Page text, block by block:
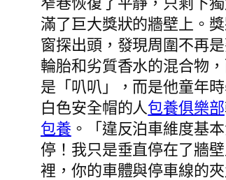
滿了巨大獎狀的牆壁上。
窗探出頭，發現周圍不再
輪胎和劣質香水的混合物
是「叭叭」，而是他童年
白色安全帽的人包養俱樂部
包養 。「違反泊車維度基
停！我只是垂直停在了牆
裡，你的車體與停車線的